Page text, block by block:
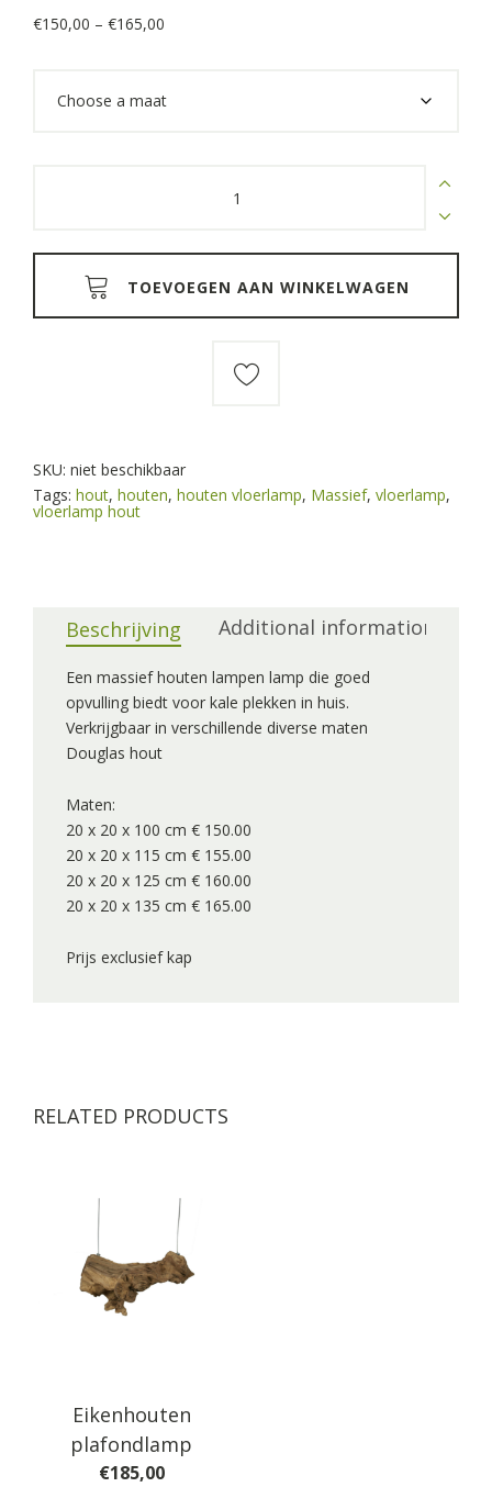
€150,00 – €165,00
through
wash
quantity
TOEVOEGEN AAN WINKELWAGEN
SKU: niet beschikbaar
Tags: hout, houten, houten vloerlamp, Massief, vloerlamp,
vloerlamp hout
Beschrijving Additional information
Een massief houten lampen lamp die goed
opvulling biedt voor kale plekken in huis.
Verkrijgbaar in verschillende diverse maten
Douglas hout
Maten:
20 x 20 x 100 cm € 150.00
20 x 20 x 115 cm € 155.00
20 x 20 x 125 cm € 160.00
20 x 20 x 135 cm € 165.00
Prijs exclusief kap
RELATED PRODUCTS
Eikenhouten
plafondlamp
€185,00